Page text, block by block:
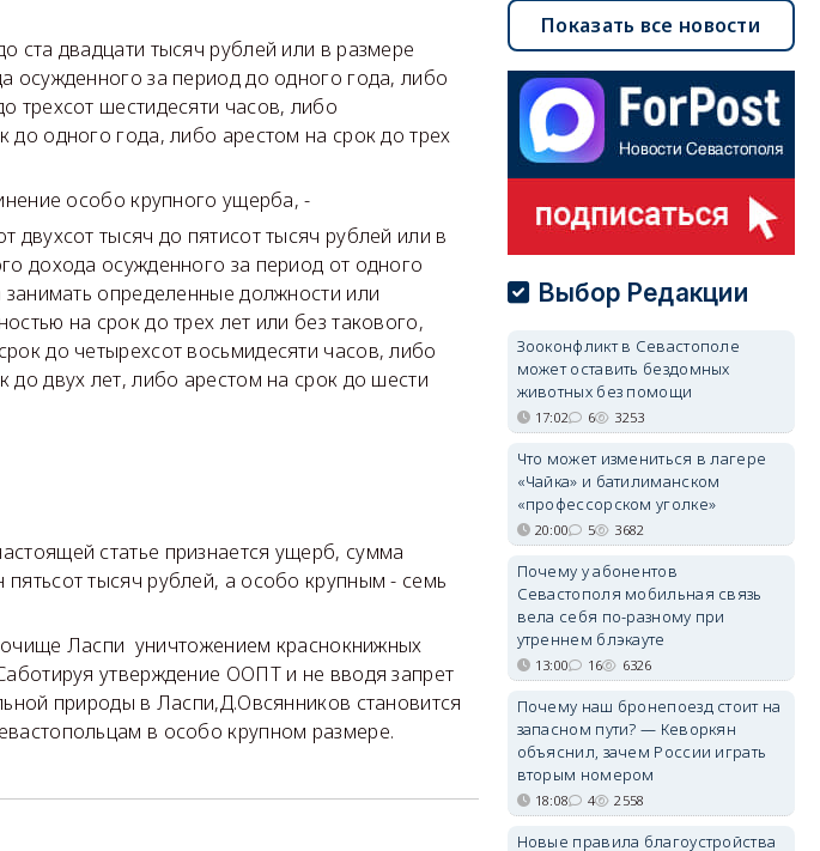
ста двадцати тысяч рублей или в размере
осужденного за период до одного года, либо
трехсот шестидесяти часов, либо
до одного года, либо арестом на срок до трех
особо крупного ущерба, -
двухсот тысяч до пятисот тысяч рублей или в
дохода осужденного за период от одного
определенные должности или
на срок до трех лет или без такового,
до четырехсот восьмидесяти часов, либо
до двух лет, либо арестом на срок до шести
статье признается ущерб, сумма
тысяч рублей, а особо крупным - семь
Ласпи уничтожением краснокнижных
утверждение ООПТ и не вводя запрет
природы в Ласпи,Д.Овсянников становится
в особо крупном размере.
Показать все новости
Выбор Редакции
Зооконфликт в Севастополе
может оставить бездомных
животных без помощи
17:02 6 3253
Что может измениться в лагере
«Чайка» и батилиманском
«профессорском уголке»
20:00 5 3682
Почему у абонентов
Севастополя мобильная связь
вела себя по-разному при
утреннем блэкауте
13:00 16 6326
Почему наш бронепоезд стоит на
запасном пути? — Кеворкян
объяснил, зачем России играть
вторым номером
18:08 4 2558
Новые правила благоустройства